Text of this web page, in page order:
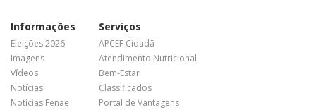
Informações
Eleições 2026
Imagens
Vídeos
Notícias
Notícias Fenae
Serviços
APCEF Cidadã
Atendimento Nutricional
Bem-Estar
Classificados
Portal de Vantagens